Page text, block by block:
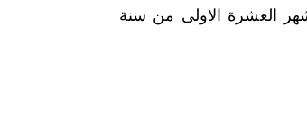
م د تم تسجيله خلال الاشهر العشرة الاولى من سنة